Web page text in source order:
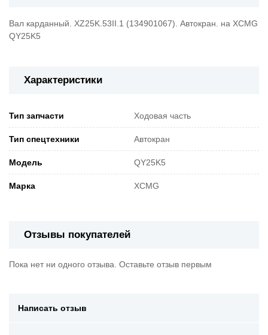
Вал карданный. XZ25K.53II.1 (134901067). Автокран. на XCMG
QY25K5
Характеристики
Тип запчасти Ходовая часть
Тип спецтехники Автокран
Модель QY25K5
Марка XCMG
Отзывы покупателей
Пока нет ни одного отзыва. Оставьте отзыв первым
Написать отзыв